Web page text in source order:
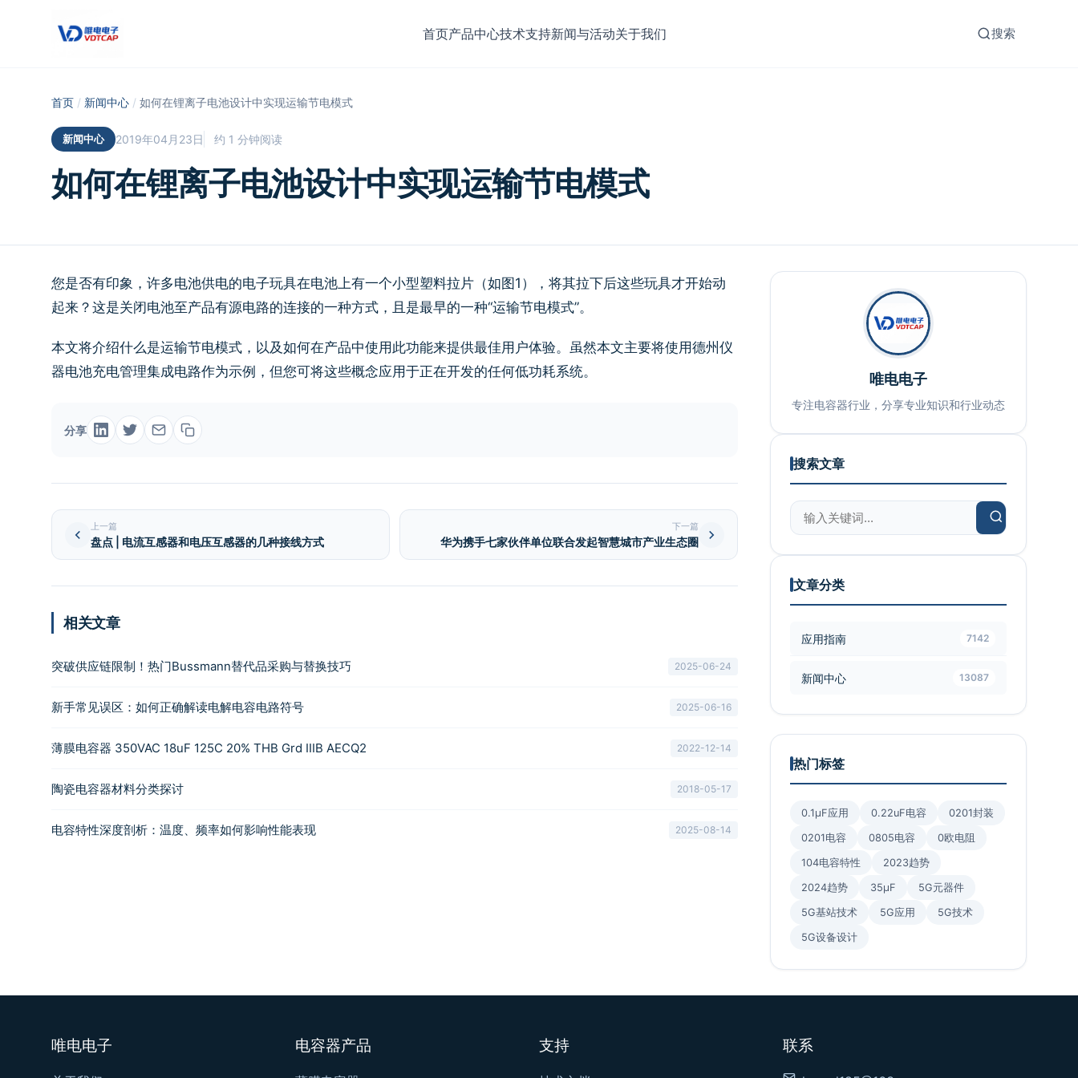
首页产品中心技术支持新闻与活动关于我们 搜索
首页 / 新闻中心 / 如何在锂离子电池设计中实现运输节电模式
新闻中心 2019年04月23日 约 1 分钟阅读
如何在锂离子电池设计中实现运输节电模式
您是否有印象，许多电池供电的电子玩具在电池上有一个小型塑料拉片（如图1），将其拉下后这些玩具才开始动
起来？这是关闭电池至产品有源电路的连接的一种方式，且是最早的一种“运输节电模式”。
本文将介绍什么是运输节电模式，以及如何在产品中使用此功能来提供最佳用户体验。虽然本文主要将使用德州仪
器电池充电管理集成电路作为示例，但您可将这些概念应用于正在开发的任何低功耗系统。
分享
上一篇
盘点 | 电流互感器和电压互感器的几种接线方式
下一篇
华为携手七家伙伴单位联合发起智慧城市产业生态圈
相关文章
突破供应链限制！热门Bussmann替代品采购与替换技巧 2025-06-24
新手常见误区：如何正确解读电解电容电路符号 2025-06-16
薄膜电容器 350VAC 18uF 125C 20% THB Grd IIIB AECQ2 2022-12-14
陶瓷电容器材料分类探讨 2018-05-17
电容特性深度剖析：温度、频率如何影响性能表现 2025-08-14
唯电电子
专注电容器行业，分享专业知识和行业动态
搜索文章
文章分类
应用指南 7142
新闻中心 13087
热门标签
0.1μF应用 0.22uF电容 0201封装
0201电容 0805电容 0欧电阻
104电容特性 2023趋势
2024趋势 35μF 5G元器件
5G基站技术 5G应用 5G技术
5G设备设计
唯电电子 电容器产品 支持 联系